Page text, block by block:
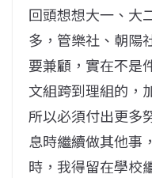
回頭想想大一、大
多，管樂社、朝陽
要兼顧，實在不是
文組跨到理組的，
所以必須付出更多
息時繼續做其他事
時，我得留在學